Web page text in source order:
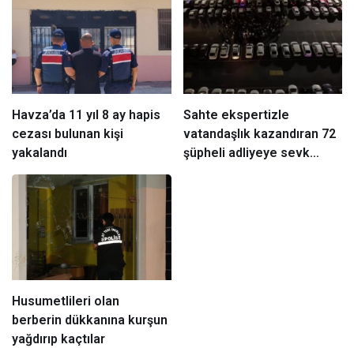
Havza’da 11 yıl 8 ay hapis
cezası bulunan kişi
yakalandı
Sahte ekspertizle
vatandaşlık kazandıran 72
şüpheli adliyeye sevk
Husumetlileri olan
berberin dükkanına kurşun
yağdırıp kaçtılar